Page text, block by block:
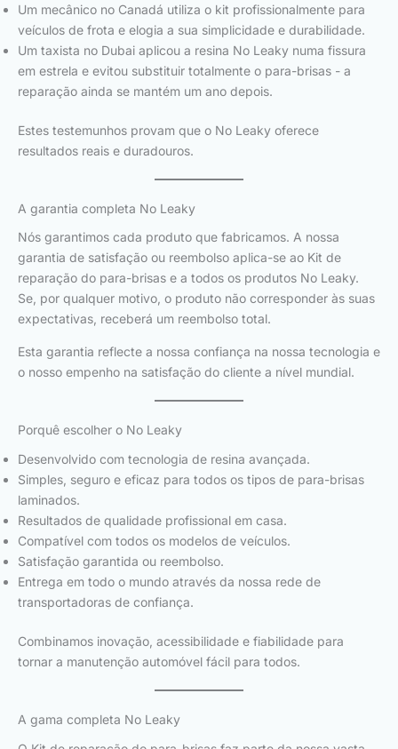
Um mecânico no Canadá utiliza o kit profissionalmente para
veículos de frota e elogia a sua simplicidade e durabilidade.
Um taxista no Dubai aplicou a resina No Leaky numa fissura
em estrela e evitou substituir totalmente o para-brisas - a
reparação ainda se mantém um ano depois.
Estes testemunhos provam que o No Leaky oferece
resultados reais e duradouros.
A garantia completa No Leaky
Nós garantimos cada produto que fabricamos. A nossa
garantia de satisfação ou reembolso aplica-se ao Kit de
reparação do para-brisas e a todos os produtos No Leaky.
Se, por qualquer motivo, o produto não corresponder às suas
expectativas, receberá um reembolso total.
Esta garantia reflecte a nossa confiança na nossa tecnologia e
o nosso empenho na satisfação do cliente a nível mundial.
Porquê escolher o No Leaky
Desenvolvido com tecnologia de resina avançada.
Simples, seguro e eficaz para todos os tipos de para-brisas
laminados.
Resultados de qualidade profissional em casa.
Compatível com todos os modelos de veículos.
Satisfação garantida ou reembolso.
Entrega em todo o mundo através da nossa rede de
transportadoras de confiança.
Combinamos inovação, acessibilidade e fiabilidade para
tornar a manutenção automóvel fácil para todos.
A gama completa No Leaky